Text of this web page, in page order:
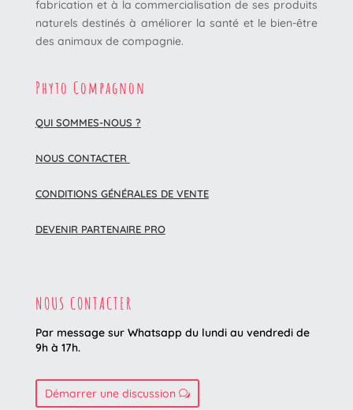
fabrication et à la commercialisation de ses produits
naturels destinés à améliorer la santé et le bien-être
des animaux de compagnie.
Phyto Compagnon
QUI SOMMES-NOUS ?
NOUS CONTACTER
CONDITIONS GÉNÉRALES DE VENTE
DEVENIR PARTENAIRE PRO
NOUS CONTACTER
Par message sur Whatsapp du lundi au vendredi de
9h à 17h.
Démarrer une discussion